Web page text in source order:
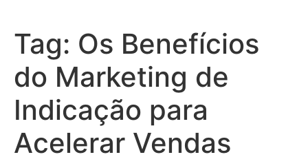
Tag: Os Benefícios
do Marketing de
Indicação para
Acelerar Vendas